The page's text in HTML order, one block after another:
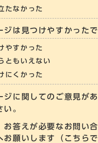
たなかった
ジは見つけやすかったで
やすかった
ともいえない
にくかった
ジに関してのご意見が
い。
お答えが必要なお問い
お願いします（こちら